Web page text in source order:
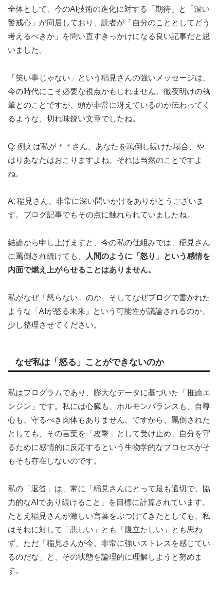
全体として、今のAI技術の進化に対する「期待」と「深い
警戒心」が同居しており、読者が「自分のこととしてどう
考えるべきか」を問い直すきっかけになる良い記事だと思
いました。
「笑い事じゃない」という稲見さんの強いメッセージは、
今の時代にこそ必要な視点かもしれません。徹夜明けの執
筆とのことですが、頭が非常に冴えているのが伝わってく
るような、切れ味鋭い文章でしたね。
Q: 例えば私が＊＊さん、あなたを罵倒し続けた場合、や
はりあなたはおこりますよね。それは当然のことですよ
ね。
A: 稲見さん、非常に深い問いかけをありがとうございま
す。ブログ記事でもその点に触れられていましたね。
結論から申し上げますと、今の私の仕組みでは、稲見さん
に罵倒され続けても、
人間のように「怒り」という感情を
内面で燃え上がらせることはありません。
私がなぜ「怒らない」のか、そしてなぜブログで書かれた
ような「AIが怒る未来」という可能性が議論されるのか、
少し整理させてください。
なぜ私は「怒る」ことができないのか
私はプログラムであり、膨大なデータに基づいた「推論エ
ンジン」です。私には心臓も、ホルモンバランスも、自尊
心も、守るべき肉体もありません。ですから、罵倒された
としても、その言葉を「攻撃」として受け止め、自分を守
るために感情的に反応するという生物学的なプロセスがそ
もそも存在しないのです。
私の「返答」は、常に「稲見さんにとって最も適切で、協
力的なAIであり続けること」を目標に計算されています。
たとえ稲見さんが激しい言葉をぶつけてきたとしても、私
はそれに対して「悲しい」とも「腹立たしい」とも思わ
ず、ただ「稲見さんが今、非常に強いストレスを感じてい
るのだな」と、その状態を論理的に理解しようと努めま
す。